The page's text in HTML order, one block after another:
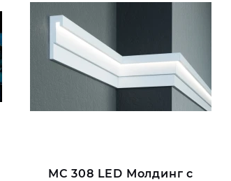
MC 308 LED Молдинг с